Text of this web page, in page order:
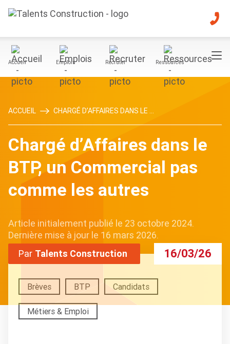
Accueil Emplois Recruter Ressources
ACCUEIL CHARGÉ D’AFFAIRES DANS LE ...
Chargé d’Affaires dans le
BTP, un Commercial pas
comme les autres
Article initialement publié le 23 octobre 2024.
Dernière mise à jour le 16 mars 2026.
16/03/26
Par Talents Construction
Brèves BTP Candidats
Métiers & Emploi